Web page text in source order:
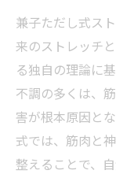
兼子ただし式ス
来のストレッチ
る独自の理論に
不調の多くは、
害が根本原因と
式では、筋肉と
整えることで、